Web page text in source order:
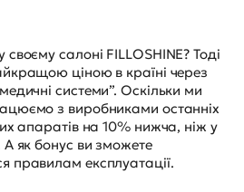
салоні FILLOSHINE? Тоді
ціною в країні через
системи”. Оскільки ми
з виробниками останніх
апаратів на 10% нижча, ніж у
А як бонус ви зможете
правилам експлуатації.